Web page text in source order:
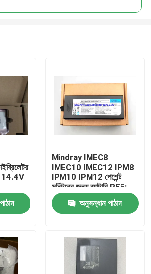
14.4V
Mindray IMEC8
IMEC10 IMEC12 IPM8
IPM10 IPM12 পেশেন্ট
মনিটরের জন্য ব্যাটারি REF:
LI13I001A
অনুসন্ধান পাঠান